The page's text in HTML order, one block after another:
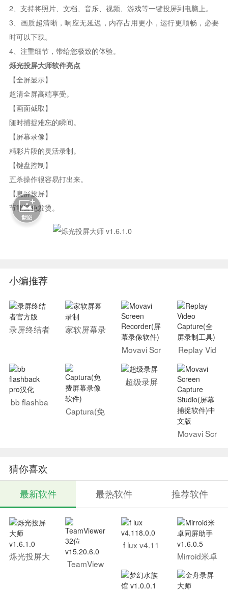
2、支持将照片、文档、音乐、视频、游戏等一键投屏到电脑上。
3、画质超清晰，响应无延迟，内存占用更小，运行更顺畅，必要
时可以下载。
4、注重细节，带给您极致的体验。
烁光投屏大师软件亮点
【全屏显示】
超清全屏高端享受。
【画面截取】
随时捕捉难忘的瞬间。
【屏幕录像】
精彩片段的灵活录制。
【键盘控制】
五杀操作很容易打出来。
【息屏投屏】
节能避免发烫。
小编推荐
录屏终结者 家软屏幕录
Movavi Scr
der(屏幕录
像软件)
Replay Vid
eo Capture
(全屏录制
工具)
bb flashba
Captura(免
费屏幕录像
超级录屏
Movavi Scr
猜你喜欢
最新软件 最热软件 推荐软件
烁光投屏大
师 v1.6.1.0 TeamView
f lux v4.11
Mirroid米卓
同屏助手 v
1.6.0.5